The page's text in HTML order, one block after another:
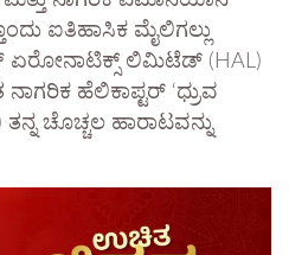
ಐತಿಹಾಸಿಕ ಮೈಲಿಗಲ್ಲು
ಏರೋನಾಟಿಕ್ಸ್ ಲಿಮಿಟೆಡ್ (HAL)
ಹೆಲಿಕಾಪ್ಟರ್ ‘ಧ್ರುವ
ಚೊಚ್ಚಲ ಹಾರಾಟವನ್ನು